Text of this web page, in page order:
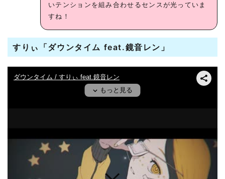
いテンションを組み合わせるセンスが光っていま
すね！
すりぃ「ダウンタイム feat.鏡音レン」